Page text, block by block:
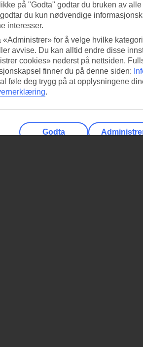
på "Godta" godtar du bruken av
du kun nødvendige
interesser.
«Administrer» for å velge hvilke
avvise. Du kan alltid endre disse
cookies» nederst på nettsiden.
finner du på denne siden:
føle deg trygg på at opplysningene
.
Godta